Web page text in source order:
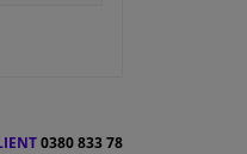
0380 833 78